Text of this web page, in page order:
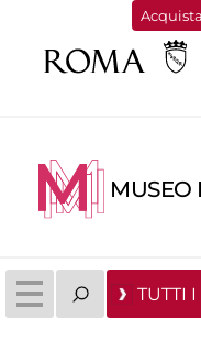
Acquista
MUSEO
TUTTI